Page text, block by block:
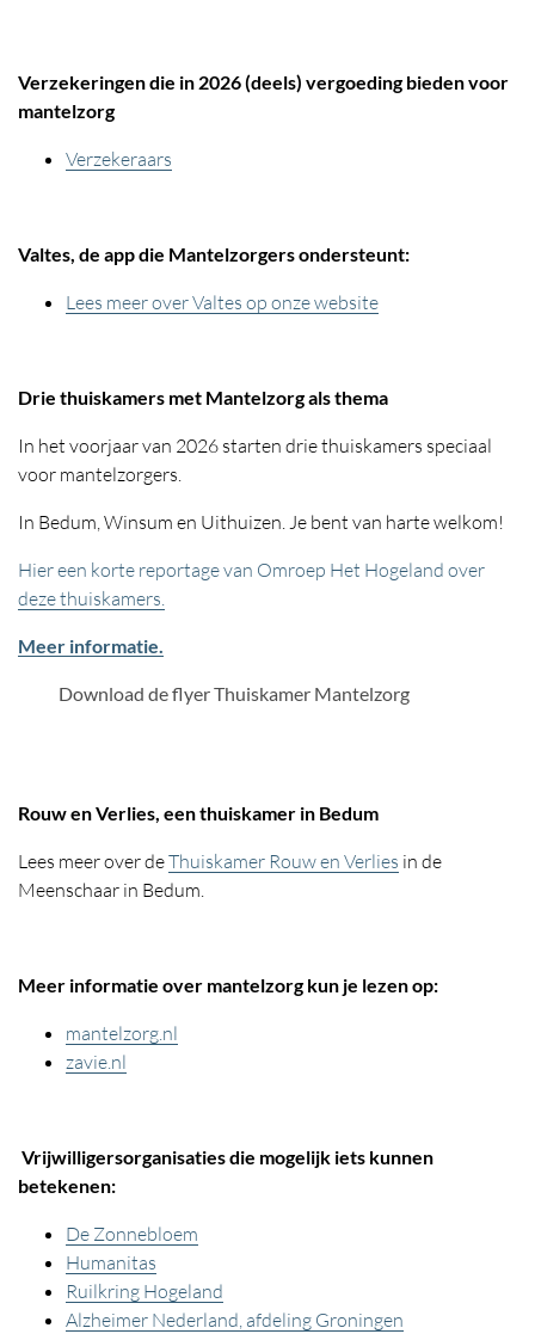
Verzekeringen die in 2026 (deels) vergoeding bieden voor
mantelzorg
Verzekeraars
Valtes, de app die Mantelzorgers ondersteunt:
Lees meer over Valtes op onze website
Drie thuiskamers met Mantelzorg als thema
In het voorjaar van 2026 starten drie thuiskamers speciaal
voor mantelzorgers.
In Bedum, Winsum en Uithuizen. Je bent van harte welkom!
Hier een korte reportage van Omroep Het Hogeland over
deze thuiskamers.
Meer informatie.
PDF Bestand
Download de flyer Thuiskamer Mantelzorg
Rouw en Verlies, een thuiskamer in Bedum
Lees meer over deThuiskamer Rouw en Verlies in de
Meenschaar in Bedum.
Meer informatie over mantelzorg kun je lezen op:
mantelzorg.nl
zavie.nl
Vrijwilligersorganisaties die mogelijk iets kunnen
betekenen:
De Zonnebloem
Humanitas
Ruilkring Hogeland
Alzheimer Nederland, afdeling Groningen